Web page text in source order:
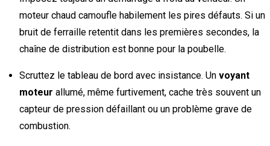
moteur chaud camoufle habilement les pires défauts. Si un
bruit de ferraille retentit dans les premières secondes, la
chaîne de distribution est bonne pour la poubelle.
Scruttez le tableau de bord avec insistance. Un voyant
moteur allumé, même furtivement, cache très souvent un
capteur de pression défaillant ou un problème grave de
combustion.